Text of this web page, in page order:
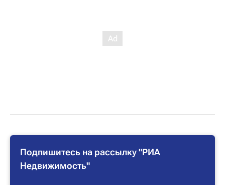
Подпишитесь на рассылку "РИА
Недвижимость"